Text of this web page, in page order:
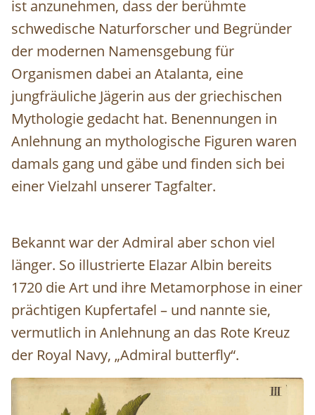
ist anzunehmen, dass der berühmte
schwedische Naturforscher und Begründer
der modernen Namensgebung für
Organismen dabei an Atalanta, eine
jungfräuliche Jägerin aus der griechischen
Mythologie gedacht hat. Benennungen in
Anlehnung an mythologische Figuren waren
damals gang und gäbe und finden sich bei
einer Vielzahl unserer Tagfalter.
Bekannt war der Admiral aber schon viel
länger. So illustrierte Elazar Albin bereits
1720 die Art und ihre Metamorphose in einer
prächtigen Kupfertafel – und nannte sie,
vermutlich in Anlehnung an das Rote Kreuz
der Royal Navy, „Admiral butterfly“.
Image